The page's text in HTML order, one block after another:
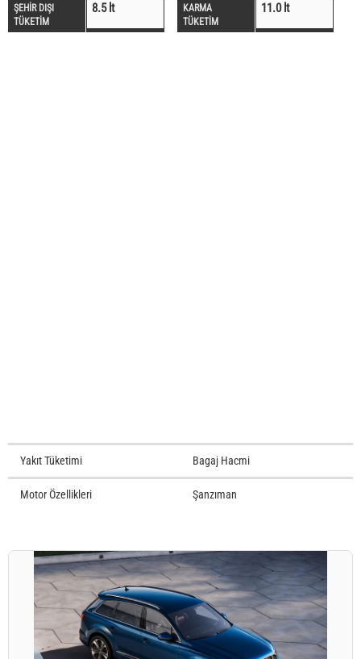
ŞEHİR DIŞI
TÜKETİM
8.5 lt
KARMA
TÜKETİM
11.0 lt
Yakıt Tüketimi Bagaj Hacmi
Motor Özellikleri Şanzıman